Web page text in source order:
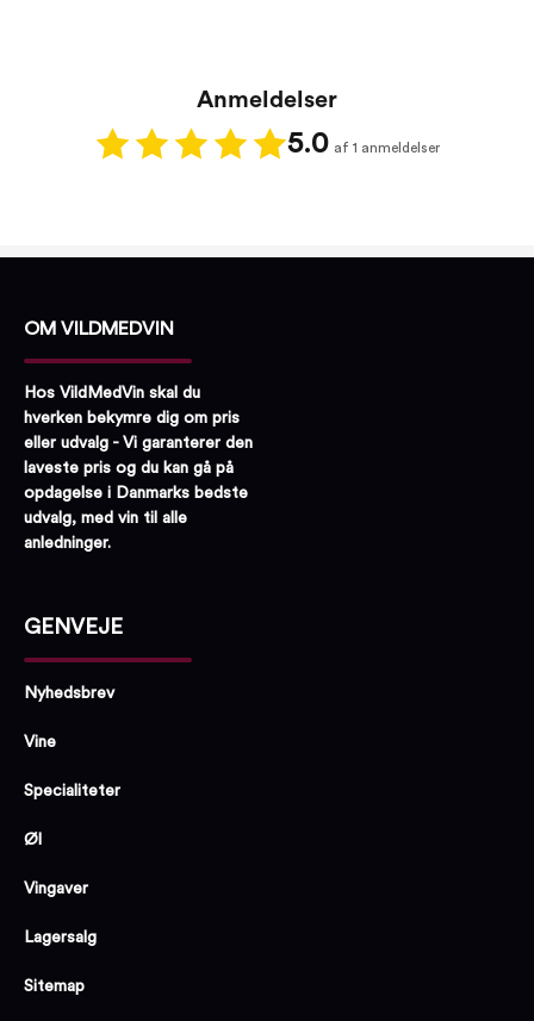
Anmeldelser
5.0 af 1 anmeldelser
OM VILDMEDVIN
Hos VildMedVin skal du
hverken bekymre dig om pris
eller udvalg - Vi garanterer den
laveste pris og du kan gå på
opdagelse i Danmarks bedste
udvalg, med vin til alle
anledninger.
GENVEJE
Nyhedsbrev
Vine
Specialiteter
Øl
Vingaver
Lagersalg
Sitemap